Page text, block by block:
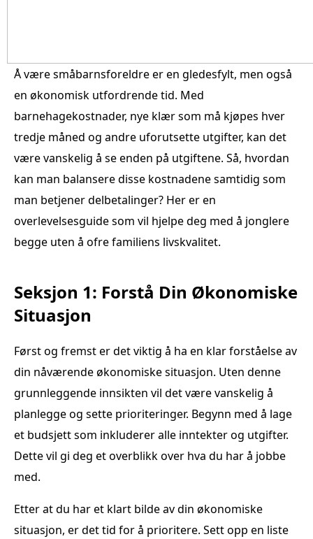
Å være småbarnsforeldre er en gledesfylt, men også
en økonomisk utfordrende tid. Med
barnehagekostnader, nye klær som må kjøpes hver
tredje måned og andre uforutsette utgifter, kan det
være vanskelig å se enden på utgiftene. Så, hvordan
kan man balansere disse kostnadene samtidig som
man betjener delbetalinger? Her er en
overlevelsesguide som vil hjelpe deg med å jonglere
begge uten å ofre familiens livskvalitet.
Seksjon 1: Forstå Din Økonomiske
Situasjon
Først og fremst er det viktig å ha en klar forståelse av
din nåværende økonomiske situasjon. Uten denne
grunnleggende innsikten vil det være vanskelig å
planlegge og sette prioriteringer. Begynn med å lage
et budsjett som inkluderer alle inntekter og utgifter.
Dette vil gi deg et overblikk over hva du har å jobbe
med.
Etter at du har et klart bilde av din økonomiske
situasjon, er det tid for å prioritere. Sett opp en liste